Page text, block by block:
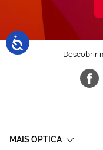
Descobrir
MAIS OPTICA